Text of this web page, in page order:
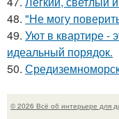
48. "Не могу
49. Уют в квартире -
идеальный порядок.
50.
© 2026 Всё об интерьере для